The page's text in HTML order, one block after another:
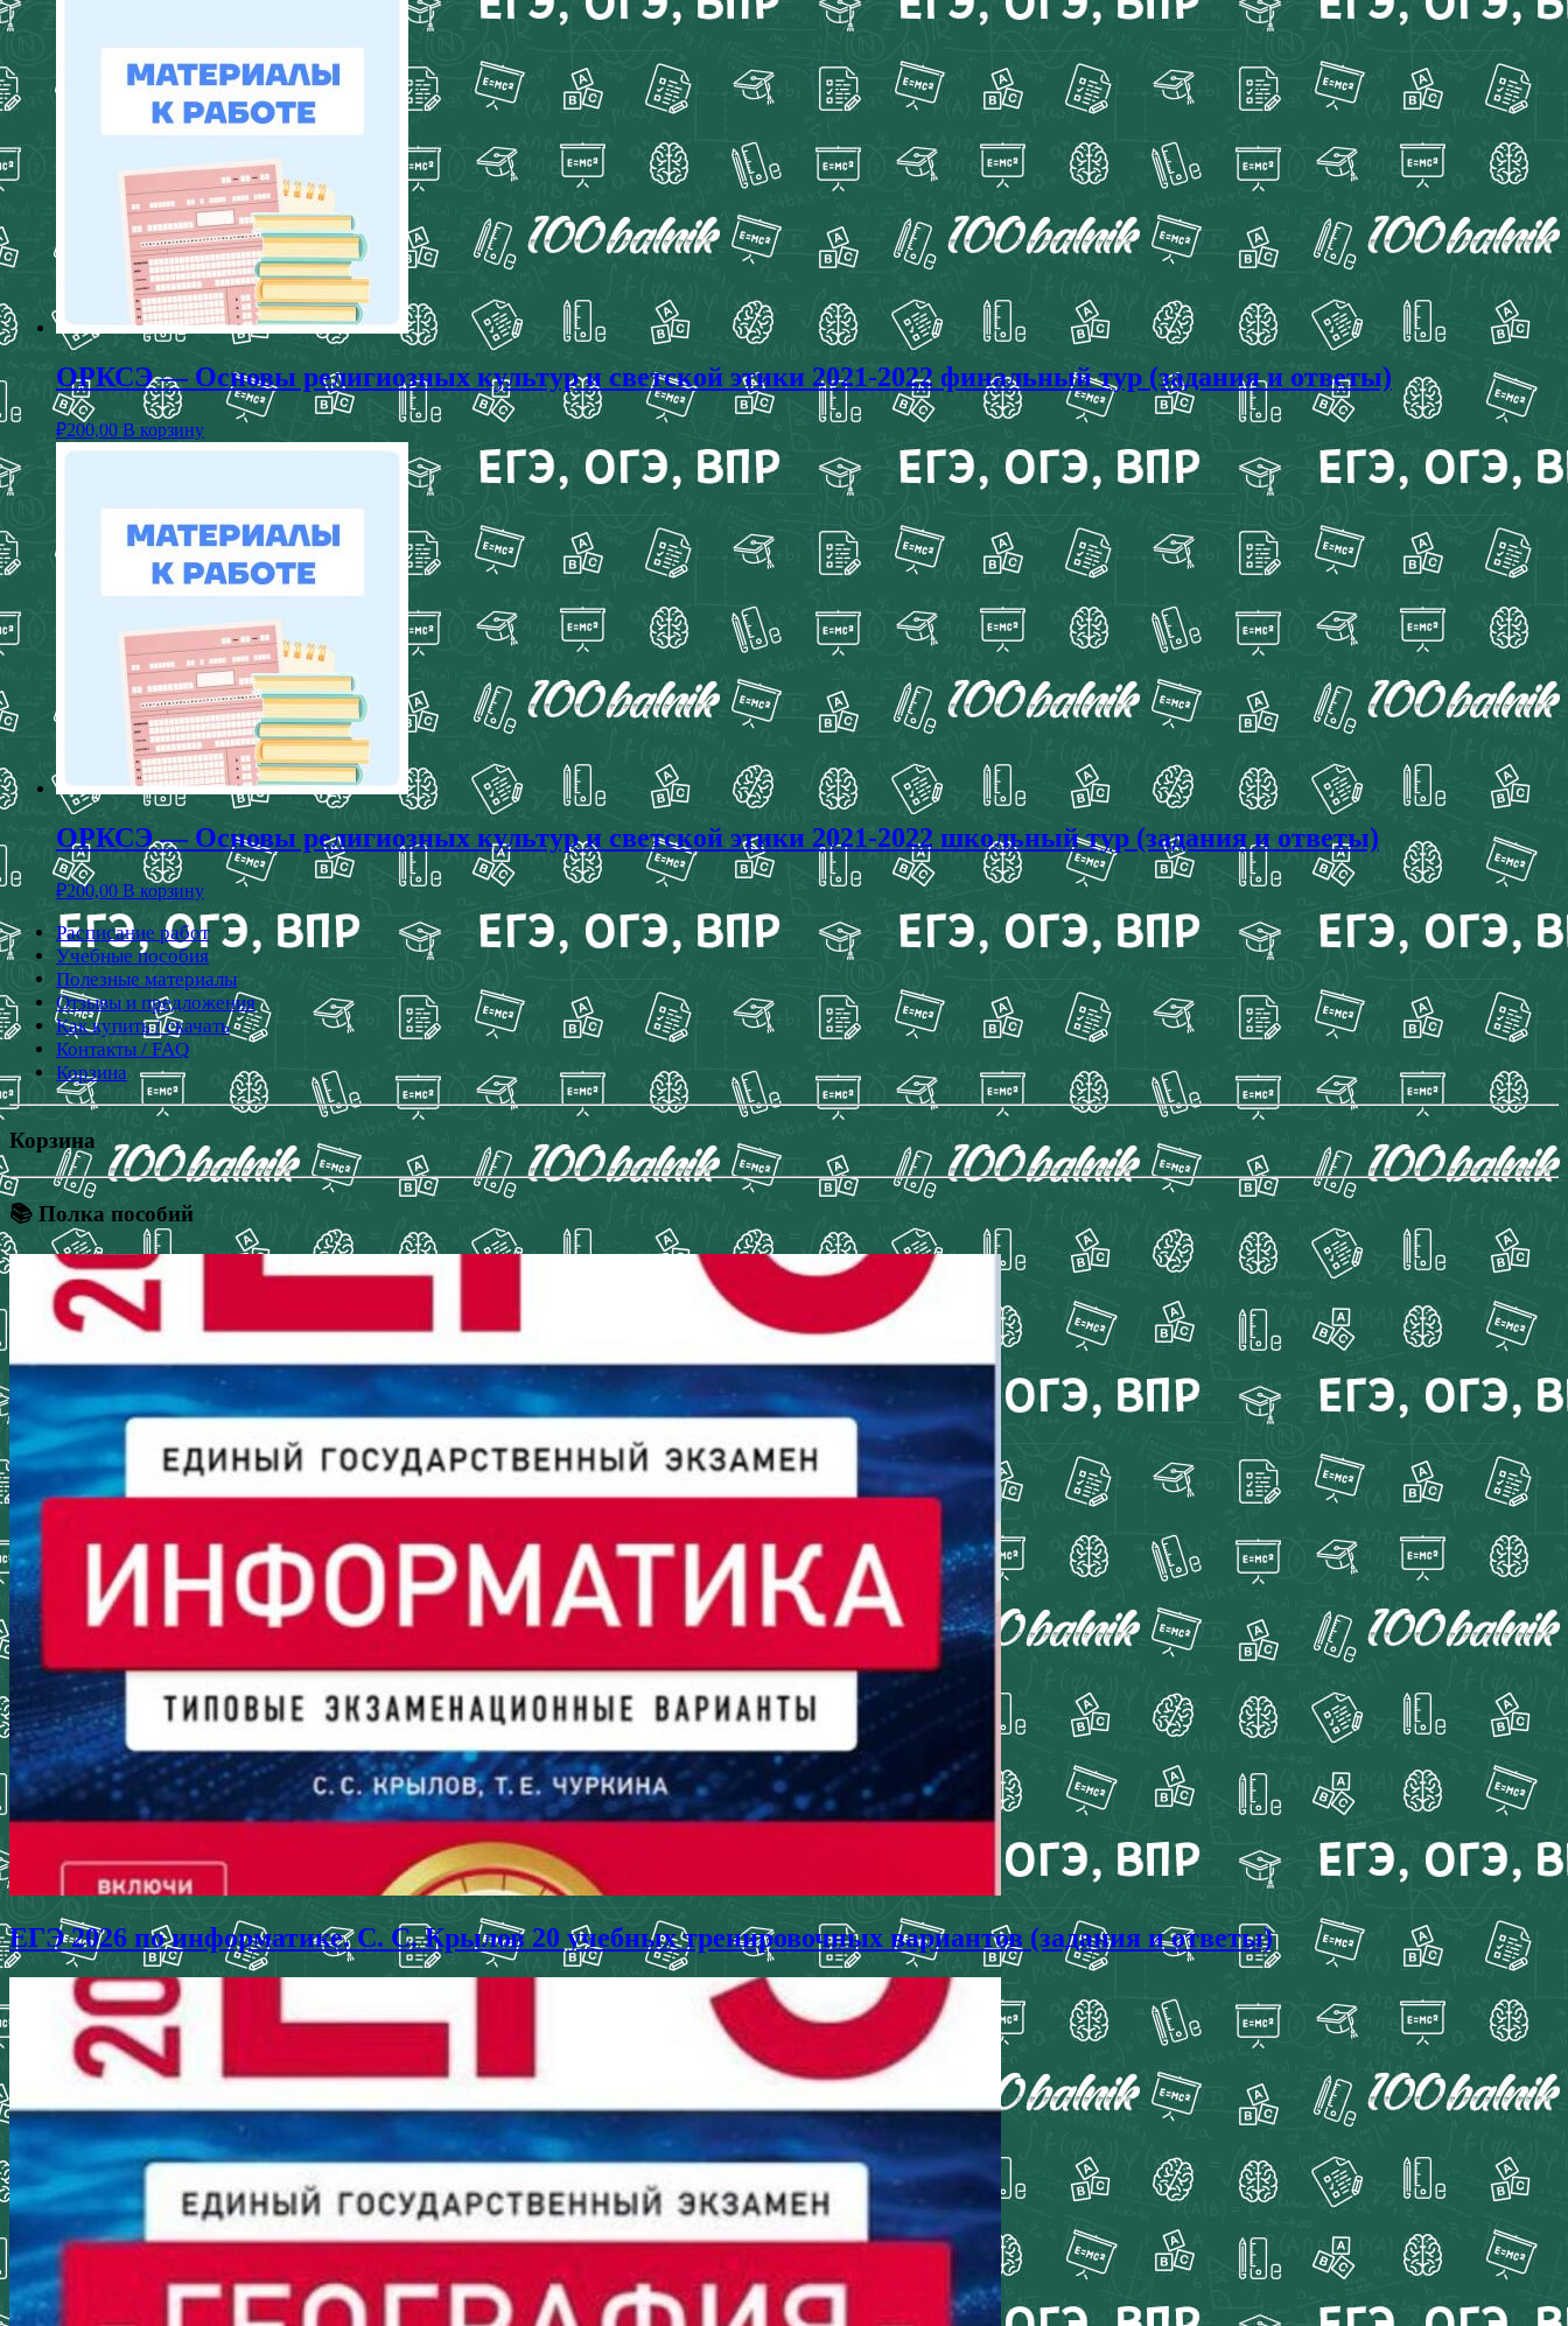
ОРКСЭ — Основы религиозных культур и светской этики 2021-2022 финальный тур (задания и ответы)
₽200,00 В корзину
ОРКСЭ — Основы религиозных культур и светской этики 2021-2022 школьный тур (задания и ответы)
₽200,00 В корзину
Расписание работ
Учебные пособия
Полезные материалы
Отзывы и предложения
Как купить / скачать
Контакты / FAQ
Корзина
Корзина
📚 Полка пособий
ЕГЭ 2026 по информатике. С. С. Крылов 20 учебных тренировочных вариантов (задания и ответы)